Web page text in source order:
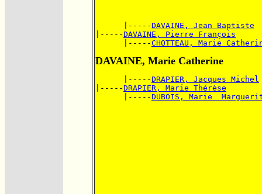
      |-----
DAVAINE, Jean Baptiste
|-----DAVAINE, Pierre François
      |-----
CHOTTEAU, Marie
DAVAINE, Marie Catherine
      |-----
DRAPIER, Jacques Michel
|-----DRAPIER, Marie Thérèse
      |-----
DUBOIS, Marie